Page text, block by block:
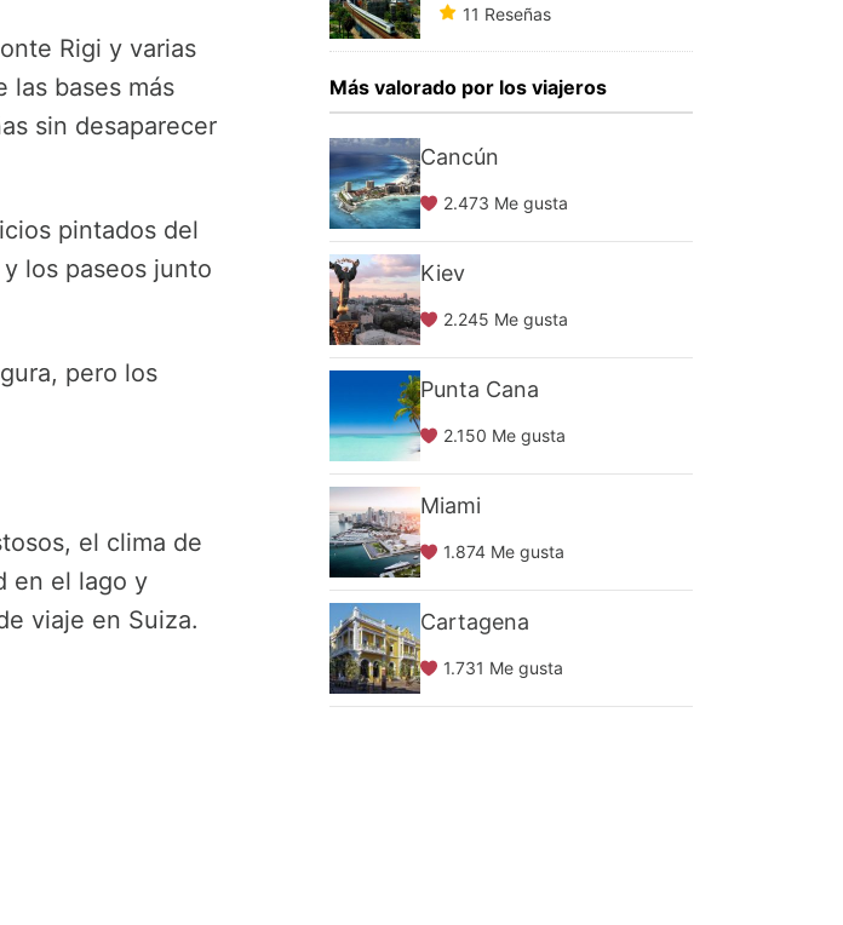
Rigi y varias
las bases más
sin desaparecer
pintados del
los paseos junto
pero los
el clima de
en el lago y
viaje en Suiza.
11 Reseñas
Más valorado por los viajeros
Cancún
2.473 Me gusta
Kiev
2.245 Me gusta
Punta Cana
2.150 Me gusta
Miami
1.874 Me gusta
Cartagena
1.731 Me gusta